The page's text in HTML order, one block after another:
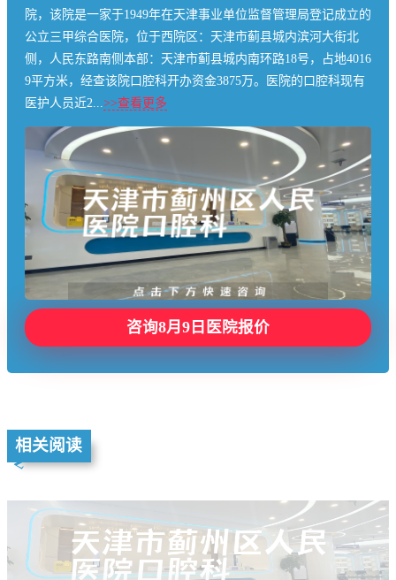
院，该院是一家于1949年在天津事业单位监督管理局登记成立的
公立三甲综合医院，位于西院区：天津市蓟县城内滨河大街北
侧，人民东路南侧本部：天津市蓟县城内南环路18号，占地4016
9平方米，经查该院口腔科开办资金3875万。医院的口腔科现有
医护人员近2...>>查看更多
咨询8月9日医院报价
相关阅读